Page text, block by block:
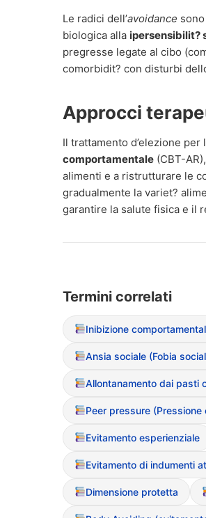
Le radici dell’avoidance
biologica alla ipersensibilit?
pregresse legate al cibo
comorbidit? con disturbi
Approcci
Il trattamento d’elezione per
comportamentale (CBT-
alimenti e a ristrutturare le
gradualmente la variet?
garantire la salute fisica e il
Termini correlati
Inibizione
Ansia sociale (Fobia
Evitamento esperienziale
Dimensione protetta